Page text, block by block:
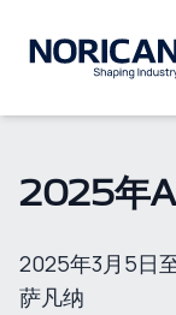
2025年
2025年3月5日
萨凡纳